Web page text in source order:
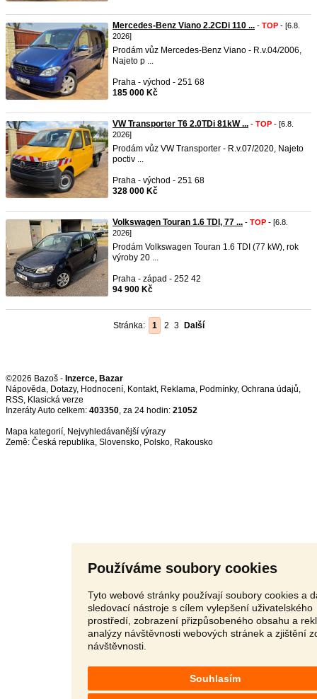
Používáme soubory cookies
Tyto webové stránky používají soubory cookies a
sledovací nástroje s cílem vylepšení uživatelského
prostředí, zobrazení přizpůsobeného obsahu a
analýzy návštěvnosti webových stránek a zjištění
návštěvnosti.
Souhlasím
Mercedes-Benz Viano 2.2CDi 110 ... - TOP - [6.8.
2026]
Prodám vůz Mercedes-Benz Viano - R.v.04/2006,
Najeto p ...
Praha - východ - 251 68
185 000 Kč
VW Transporter T6 2.0TDi 81kW ... - TOP - [6.8.
2026]
Prodám vůz VW Transporter - R.v.07/2020, Najeto
poctiv ...
Praha - východ - 251 68
328 000 Kč
Volkswagen Touran 1.6 TDI, 77 ... - TOP - [6.8.
2026]
Prodám Volkswagen Touran 1.6 TDI (77 kW), rok
výroby 20 ...
Praha - západ - 252 42
94 900 Kč
Stránka: 1 2 3 Další
©2026 Bazoš - Inzerce, Bazar
Nápověda, Dotazy, Hodnocení, Kontakt, Reklama, Podmínky, Ochrana údajů,
RSS,
Inzeráty Auto celkem: 403350, za 24 hodin: 21052
Mapa kategorií, Nejvyhledávanější výrazy
Země: Česká republika, Slovensko, Polsko, Rakousko